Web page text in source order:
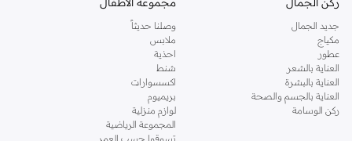
جديد الجمال
مكياج
عطور
العناية بالشعر
العناية بالبشرة
العناية بالجسم والصحة
ركن الوسامة
وصلنا حديثاً
ملابس
احذية
شنط
اكسسوارات
بريميوم
لوازم منزلية
المجموعة الرياضية
تسوقوا حسب العمر